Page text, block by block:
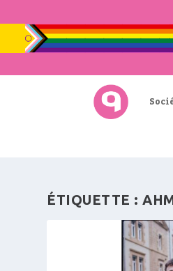
ÉTIQUETTE :